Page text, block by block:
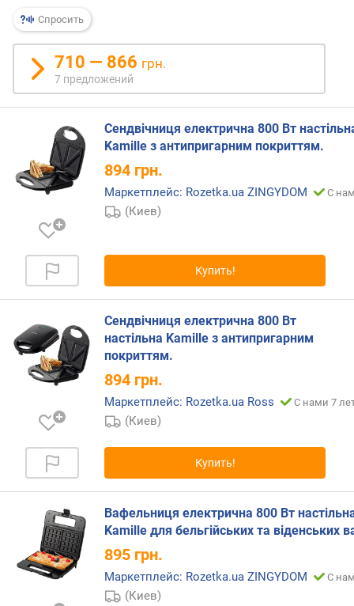
р
а
к
и
з
л
с
е
п
е
н
й
о
б
а
в
а
н
и
Спросить
710 — 866 грн.
7 предложений
Сендвічниця електрична 800 Вт
Kamille з антипригарним покриттям.
894 грн.
Маркетплейс: Rozetka.ua ZINGYDOM С
(Киев)
Купить!
Сендвічниця електрична 800 Вт
настільна Kamille з антипригарним
покриттям.
894 грн.
Маркетплейс: Rozetka.ua Ross С нами 7
(Киев)
Купить!
Вафельниця електрична 800 Вт
Kamille для бельгійських та віденських
895 грн.
Маркетплейс: Rozetka.ua ZINGYDOM С
(Киев)